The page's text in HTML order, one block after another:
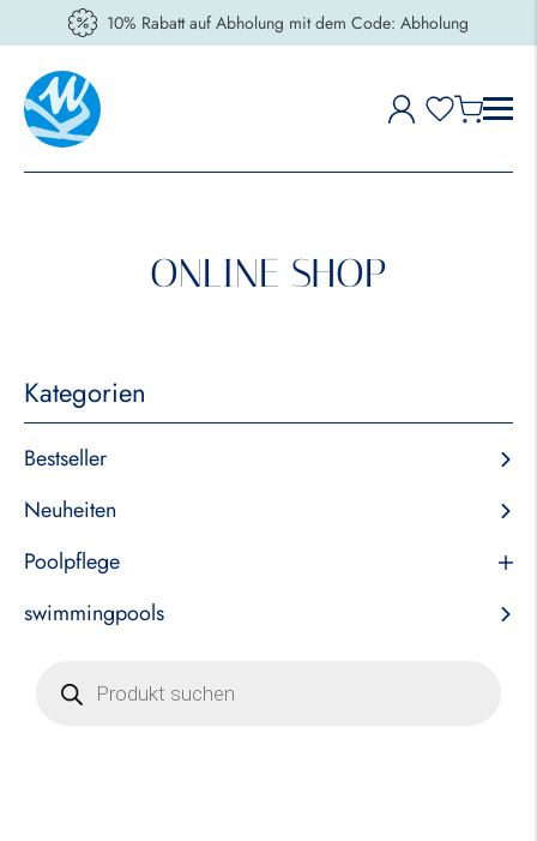
10% Rabatt auf Abholung mit dem Code: Abholung
ONLINE SHOP
Kategorien
Bestseller
Neuheiten
Poolpflege
swimmingpools